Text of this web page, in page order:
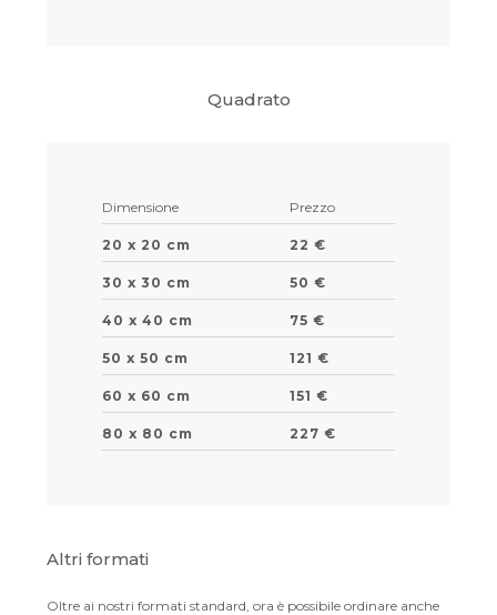
Quadrato
Dimensione Prezzo
20 x 20 cm 22 €
30 x 30 cm 50 €
40 x 40 cm 75 €
50 x 50 cm 121 €
60 x 60 cm 151 €
80 x 80 cm 227 €
Altri formati
Oltre ai nostri formati standard, ora è possibile ordinare anche